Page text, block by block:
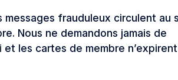
messages frauduleux circulent au
Nous ne demandons jamais de
les cartes de membre n’expirent